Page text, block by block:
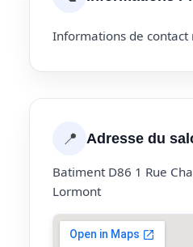
Informations de contact
📍 Adresse du
Batiment D86 1 Rue
Lormont